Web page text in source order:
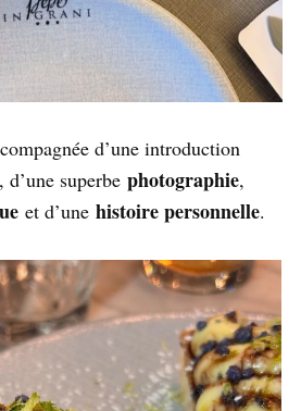
d’une introduction
superbe photographie,
et d’une histoire personnelle.